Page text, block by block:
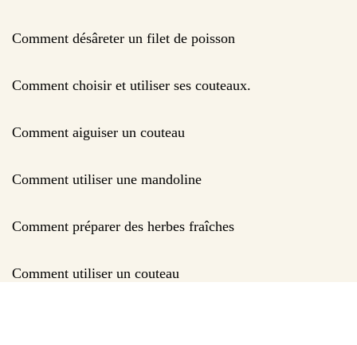
Comment désâreter un filet de poisson
Comment choisir et utiliser ses couteaux.
Comment aiguiser un couteau
Comment utiliser une mandoline
Comment préparer des herbes fraîches
Comment utiliser un couteau